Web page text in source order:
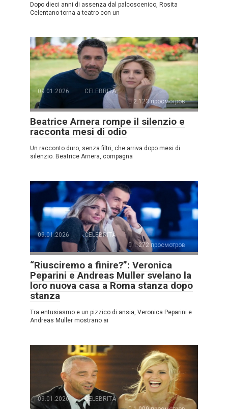
Dopo dieci anni di assenza dal palcoscenico, Rosita
Celentano torna a teatro con un
09.01.2026
CELEBRITÀ
2.123 просмотров
Beatrice Arnera rompe il silenzio e
racconta mesi di odio
Un racconto duro, senza filtri, che arriva dopo mesi di
silenzio. Beatrice Arnera, compagna
09.01.2026
CELEBRITÀ
1.272 просмотров
“Riusciremo a finire?”: Veronica
Peparini e Andreas Muller svelano la
loro nuova casa a Roma stanza dopo
stanza
Tra entusiasmo e un pizzico di ansia, Veronica Peparini e
Andreas Muller mostrano ai
09.01.2026
CELEBRITÀ